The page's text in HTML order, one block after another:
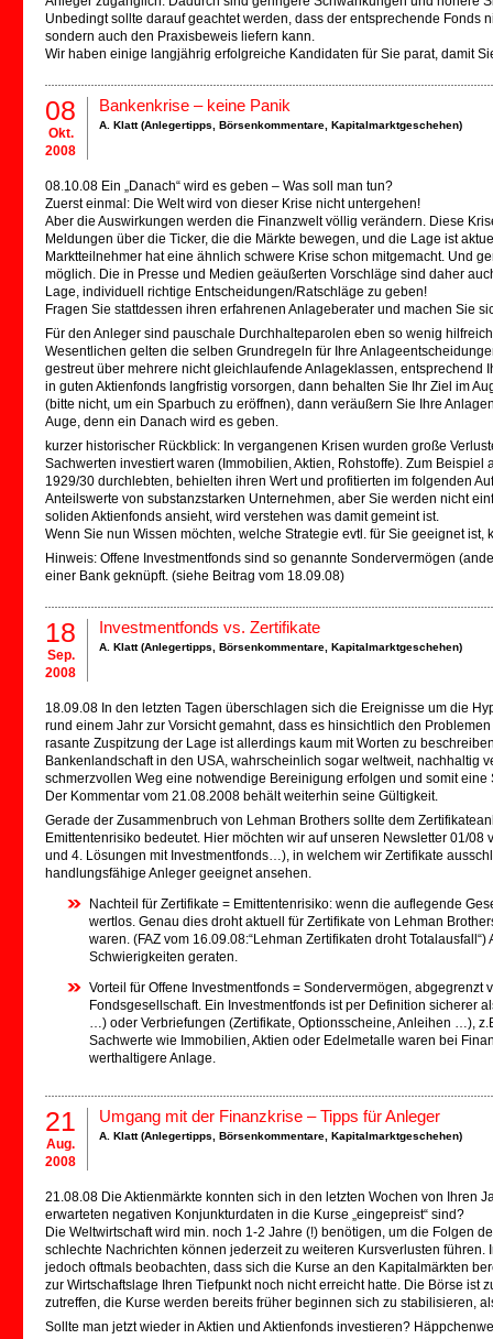
Unbedingt sollte darauf geachtet werden, dass der entsprechende Fonds
sondern auch den Praxisbeweis liefern kann.
Wir haben einige langjährig erfolgreiche Kandidaten für Sie parat, damit
08
Okt.
2008
Bankenkrise – keine Panik
A. Klatt (Anlegertipps Börsenkommentare Kapitalmarktgeschehen)
08.10.08 Ein „Danach“ wird es geben – Was soll man tun?
Zuerst einmal: Die Welt wird von dieser Krise nicht untergehen!
Aber die Auswirkungen werden die Finanzwelt völlig verändern. Diese
Meldungen über die Ticker, die die Märkte bewegen, und die Lage ist
Marktteilnehmer hat eine ähnlich schwere Krise schon mitgemacht. Und
möglich. Die in Presse und Medien geäußerten Vorschläge sind daher
Lage, individuell richtige Entscheidungen/Ratschläge zu geben!
Fragen Sie stattdessen ihren erfahrenen Anlageberater und machen Sie
Für den Anleger sind pauschale Durchhalteparolen eben so wenig
Wesentlichen gelten die selben Grundregeln für Ihre
gestreut über mehrere nicht gleichlaufende Anlageklassen, entsprechend
in guten Aktienfonds langfristig vorsorgen, dann behalten Sie Ihr Ziel im
(bitte nicht, um ein Sparbuch zu eröffnen), dann veräußern Sie Ihre
Auge, denn ein Danach wird es geben.
kurzer historischer Rückblick: In vergangenen Krisen wurden große
Sachwerten investiert waren (Immobilien, Aktien, Rohstoffe). Zum
1929/30 durchlebten, behielten ihren Wert und profitierten im folgenden
Anteilswerte von substanzstarken Unternehmen, aber Sie werden nicht
soliden Aktienfonds ansieht, wird verstehen was damit gemeint ist.
Wenn Sie nun Wissen möchten, welche Strategie evtl. für Sie geeignet
Hinweis: Offene Investmentfonds sind so genannte Sondervermögen
einer Bank geknüpft. (siehe Beitrag vom 18.09.08)
18
Sep.
2008
Investmentfonds vs. Zertifikate
A. Klatt (Anlegertipps Börsenkommentare Kapitalmarktgeschehen)
18.09.08 In den letzten Tagen überschlagen sich die Ereignisse um die
rund einem Jahr zur Vorsicht gemahnt, dass es hinsichtlich den
rasante Zuspitzung der Lage ist allerdings kaum mit Worten zu
Bankenlandschaft in den USA, wahrscheinlich sogar weltweit, nachhaltig
schmerzvollen Weg eine notwendige Bereinigung erfolgen und somit
Der Kommentar vom 21.08.2008 behält weiterhin seine Gültigkeit.
Gerade der Zusammenbruch von Lehman Brothers sollte dem
Emittentenrisiko bedeutet. Hier möchten wir auf unseren Newsletter 01/
und 4. Lösungen mit Investmentfonds…), in welchem wir Zertifikate
handlungsfähige Anleger geeignet ansehen.
Nachteil für Zertifikate = Emittentenrisiko: wenn die auflegende
wertlos. Genau dies droht aktuell für Zertifikate von Lehman
waren. (FAZ vom 16.09.08:“Lehman Zertifikaten droht
Schwierigkeiten geraten.
Vorteil für Offene Investmentfonds = Sondervermögen,
Fondsgesellschaft. Ein Investmentfonds ist per Definition sicherer
…) oder Verbriefungen (Zertifikate, Optionsscheine, Anleihen …),
Sachwerte wie Immobilien, Aktien oder Edelmetalle waren bei
werthaltigere Anlage.
21
Aug.
2008
Umgang mit der Finanzkrise – Tipps für Anleger
A. Klatt (Anlegertipps Börsenkommentare Kapitalmarktgeschehen)
21.08.08 Die Aktienmärkte konnten sich in den letzten Wochen von Ihren
erwarteten negativen Konjunkturdaten in die Kurse „eingepreist“ sind?
Die Weltwirtschaft wird min. noch 1-2 Jahre (!) benötigen, um die Folgen
schlechte Nachrichten können jederzeit zu weiteren Kursverlusten
jedoch oftmals beobachten, dass sich die Kurse an den Kapitalmärkten
zur Wirtschaftslage Ihren Tiefpunkt noch nicht erreicht hatte. Die Börse ist
zutreffen, die Kurse werden bereits früher beginnen sich zu stabilisieren,
Sollte man jetzt wieder in Aktien und Aktienfonds investieren?